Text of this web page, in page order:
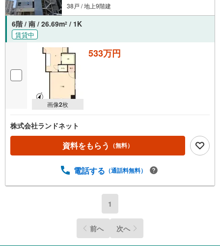
38戸 / 地上9階建
6階 / 南 / 26.69m2 / 1K
賃貸中
画像2枚
533万円
株式会社ランドネット
資料をもらう （無料）
電話する （通話料無料）
1
前へ 次へ